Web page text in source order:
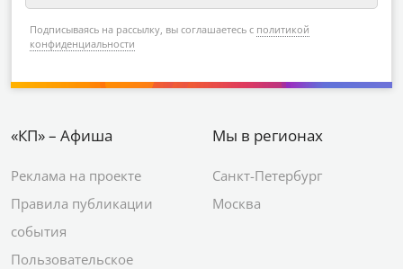
Подписываясь на рассылку, вы соглашаетесь с политикой
конфиденциальности
«КП» – Афиша
Реклама на проекте
Правила публикации
события
Пользовательское
Мы в регионах
Санкт-Петербург
Москва